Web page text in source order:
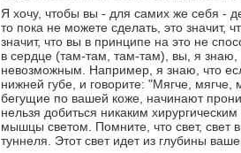
Я хочу, чтобы вы - для самих же себя -
то пока не можете сделать, это значит,
значит, что вы в принципе на это не
в сердце (там-там, там-там), вы, я знаю,
невозможным. Например, я знаю, что
нижней губе, и говорите: "Мягче, мягче,
бегущие по вашей коже, начинают
нельзя добиться никаким
мышцы светом. Помните, что свет, свет
туннеля. Этот свет идет из глубины